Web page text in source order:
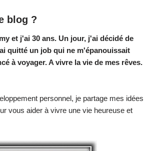
blog ?
et j'ai 30 ans. Un jour, j'ai décidé de
quitté un job qui ne m'épanouissait
à voyager. A vivre la vie de mes rêves.
personnel, je partage mes idées
vous aider à vivre une vie heureuse et